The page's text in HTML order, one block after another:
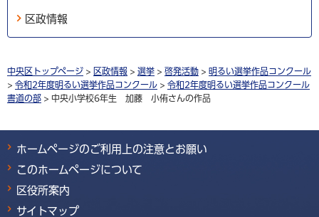
区政情報
中央区トップページ > 区政情報 > 選挙 > 啓発活動 > 明るい選挙作品コンクール
> 令和2年度明るい選挙作品コンクール > 令和2年度明るい選挙作品コンクール
書道の部 > 中央小学校6年生 加藤 小侑さんの作品
ホームページのご利用上の注意とお願い
このホームページについて
区役所案内
サイトマップ